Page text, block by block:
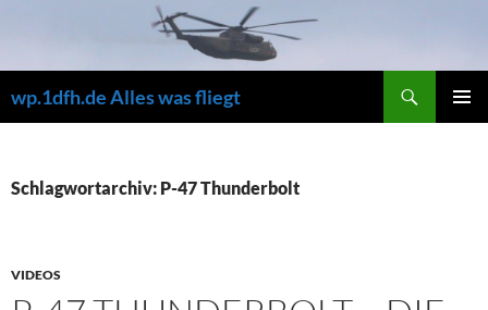
wp.1dfh.de Alles was fliegt
Schlagwortarchiv: P-47 Thunderbolt
VIDEOS